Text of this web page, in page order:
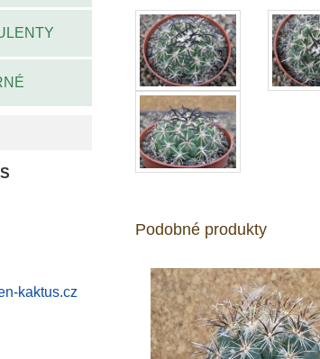
kaktus.cz
Podobné produkty